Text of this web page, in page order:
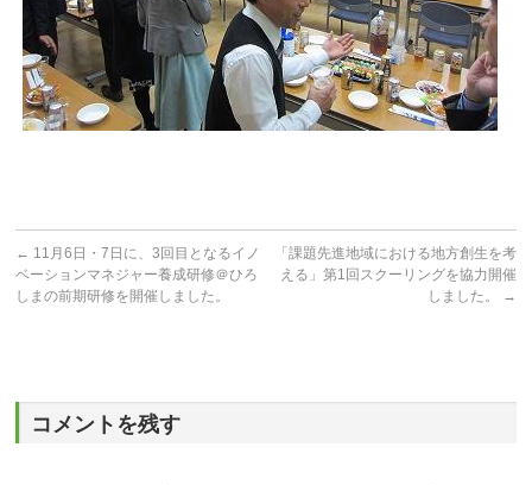
← 11月6日・7日に、3回目となるイノ
ベーションマネジャー養成研修＠ひろ
しまの前期研修を開催しました。
「課題先進地域における地方創生を考
える」第1回スクーリングを協力開催
しました。
→
コメントを残す